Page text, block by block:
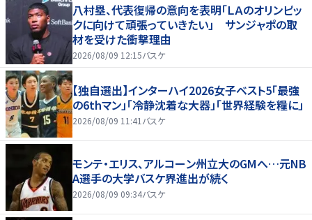
八村塁、代表復帰の意向を表明「ＬＡのオリンピッ
クに向けて頑張っていきたい」 サンジャポの取
材を受けた衝撃理由
2026/08/09 12:15バスケ
【独自選出】インターハイ2026女子ベスト5「最強
の6thマン」「冷静沈着な大器」「世界経験を糧に」
2026/08/09 11:41 バスケ
モンテ・エリス、アルコーン州立大のGMへ…元NB
A選手の大学バスケ界進出が続く
2026/08/09 09:34バスケ